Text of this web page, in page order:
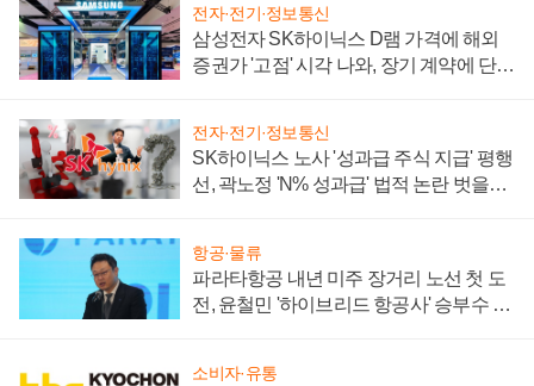
전자·전기·정보통신
삼성전자 SK하이닉스 D램 가격에 해외
증권가 '고점' 시각 나와, 장기 계약에 단점
전자·전기·정보통신
SK하이닉스 노사 '성과급 주식 지급' 평행
선, 곽노정 'N% 성과급' 법적 논란 벗을지
항공·물류
파라타항공 내년 미주 장거리 노선 첫 도
전, 윤철민 '하이브리드 항공사' 승부수 통
소비자·유통